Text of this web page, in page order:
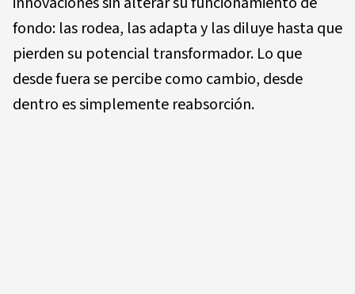
fondo: las rodea, las adapta y las diluye hasta que
pierden su potencial transformador. Lo que
desde fuera se percibe como cambio, desde
dentro es simplemente reabsorción.